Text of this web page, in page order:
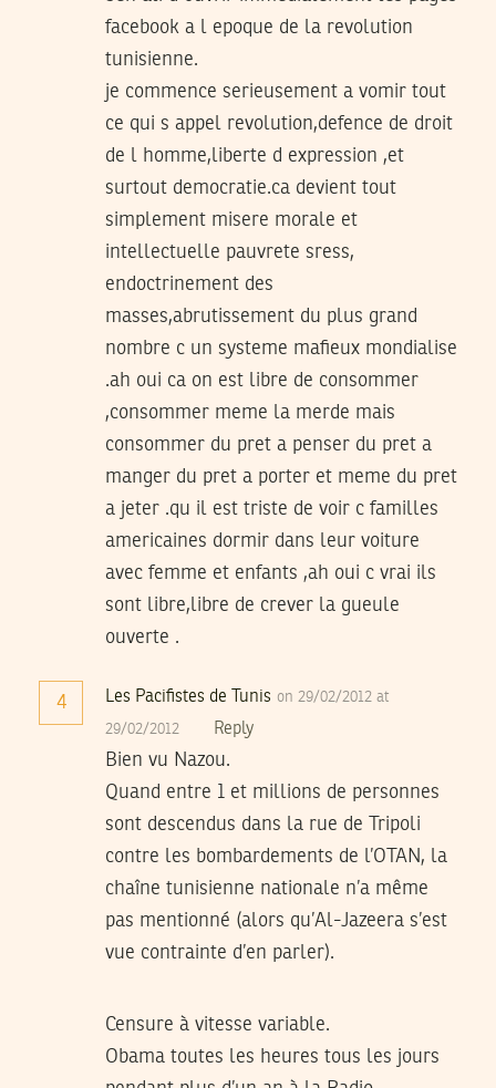
facebook a l epoque de la revolution
tunisienne.
je commence serieusement a vomir tout
ce qui s appel revolution,defence de droit
de l homme,liberte d expression ,et
surtout democratie.ca devient tout
simplement misere morale et
intellectuelle pauvrete sress,
endoctrinement des
masses,abrutissement du plus grand
nombre c un systeme mafieux mondialise
.ah oui ca on est libre de consommer
,consommer meme la merde mais
consommer du pret a penser du pret a
manger du pret a porter et meme du pret
a jeter .qu il est triste de voir c familles
americaines dormir dans leur voiture
avec femme et enfants ,ah oui c vrai ils
sont libre,libre de crever la gueule
ouverte .
4 Les Pacifistes de Tunis on 29/02/2012 at
29/02/2012 Reply
Bien vu Nazou.
Quand entre 1 et millions de personnes
sont descendus dans la rue de Tripoli
contre les bombardements de l’OTAN, la
chaîne tunisienne nationale n’a même
pas mentionné (alors qu’Al-Jazeera s’est
vue contrainte d’en parler).
Censure à vitesse variable.
Obama toutes les heures tous les jours